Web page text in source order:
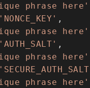
phrase here'
'NONCE_KEY'
phrase here'
'AUTH_SALT'
phrase here'
phrase here'